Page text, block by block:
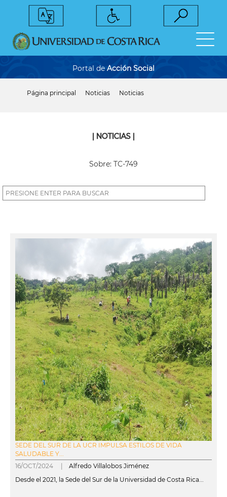
Portal de Acción Social
Página principal Noticias Noticias
| NOTICIAS |
Sobre: TC-749
SEDE DEL SUR DE LA UCR IMPULSA ESTILOS DE VIDA
SALUDABLE Y...
16/OCT/2024 | Alfredo Villalobos Jiménez
Desde el 2021, la Sede del Sur de la Universidad de Costa Rica...